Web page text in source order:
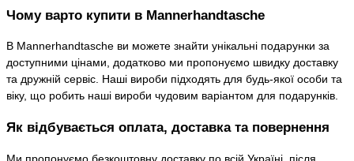
Чому варто купити в Mannerhandtasche
В Mannerhandtasche ви можете знайти унікальні подарунки за
доступними цінами, додатково ми пропонуємо швидку доставку
та дружній сервіс. Наші вироби підходять для будь-якої особи та
віку, що робить наші вироби чудовим варіантом для подарунків.
Як відбувається оплата, доставка та повернення